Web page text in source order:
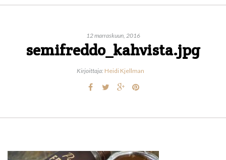
12 marraskuun, 2016
semifreddo_kahvista.jpg
Kirjoittaja: Heidi Kjellman